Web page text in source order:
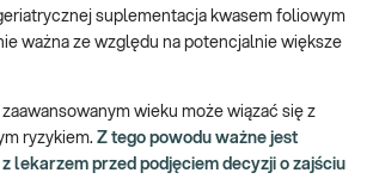
suplementacja kwasem foliowym
ważna ze względu na potencjalnie większe
zaawansowanym wieku może wiązać się z
ryzykiem. Z tego powodu ważne jest
lekarzem przed podjęciem decyzji o zajściu